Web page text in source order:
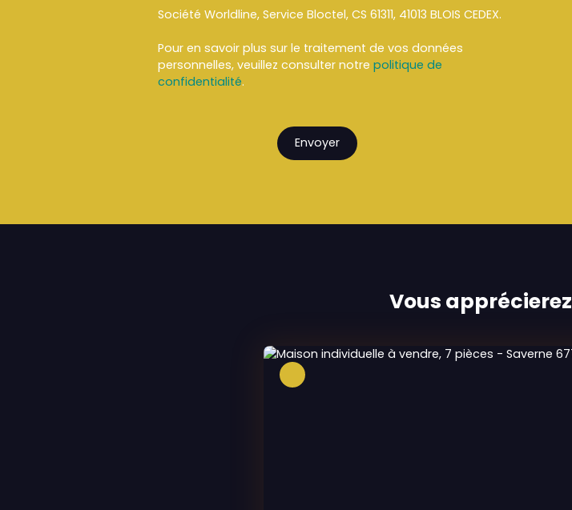
Société Worldline, Service Bloctel, CS 61311, 41013 BLOIS CEDEX.
Pour en savoir plus sur le traitement de vos données
personnelles, veuillez consulter notre politique de
confidentialité.
Envoyer
Vous apprécierez